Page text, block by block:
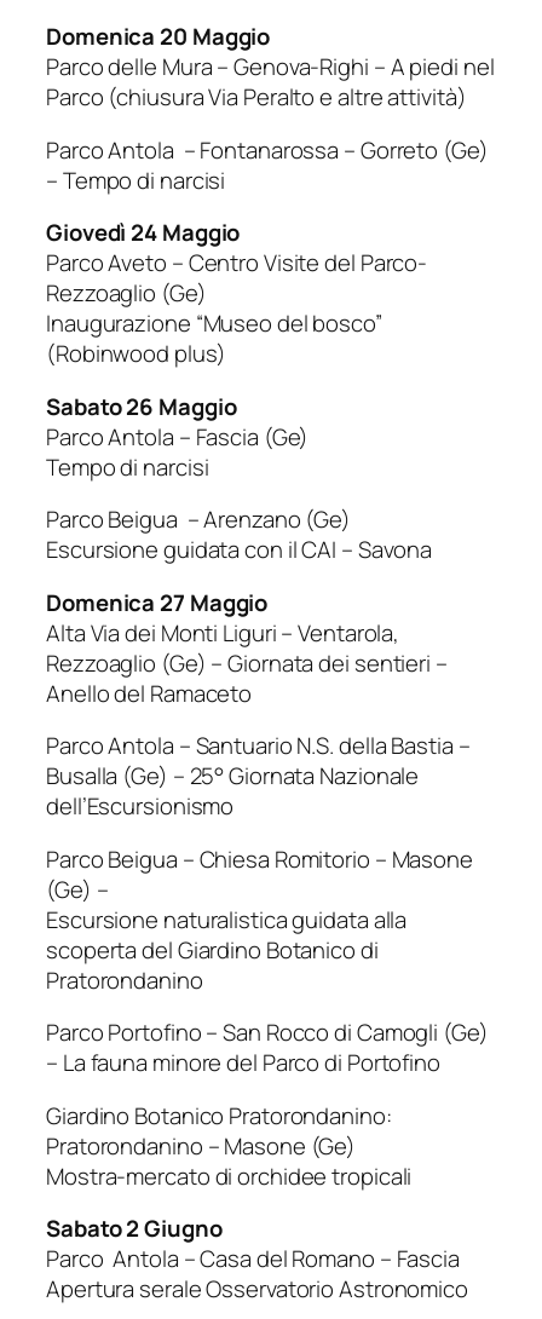
Domenica 20 Maggio
Parco delle Mura – Genova-Righi – A piedi nel
Parco (chiusura Via Peralto e altre attività)
Parco Antola – Fontanarossa – Gorreto (Ge)
– Tempo di narcisi
Giovedì 24 Maggio
Parco Aveto – Centro Visite del Parco-
Rezzoaglio (Ge)
Inaugurazione “Museo del bosco”
(Robinwood plus)
Sabato 26 Maggio
Parco Antola – Fascia (Ge)
Tempo di narcisi
Parco Beigua – Arenzano (Ge)
Escursione guidata con il CAI – Savona
Domenica 27 Maggio
Alta Via dei Monti Liguri – Ventarola,
Rezzoaglio (Ge) – Giornata dei sentieri –
Anello del Ramaceto
Parco Antola – Santuario N.S. della Bastia –
Busalla (Ge) – 25° Giornata Nazionale
dell’Escursionismo
Parco Beigua – Chiesa Romitorio – Masone
(Ge) –
Escursione naturalistica guidata alla
scoperta del Giardino Botanico di
Pratorondanino
Parco Portofino – San Rocco di Camogli (Ge)
– La fauna minore del Parco di Portofino
Giardino Botanico Pratorondanino:
Pratorondanino – Masone (Ge)
Mostra-mercato di orchidee tropicali
Sabato 2 Giugno
Parco Antola – Casa del Romano – Fascia
Apertura serale Osservatorio Astronomico